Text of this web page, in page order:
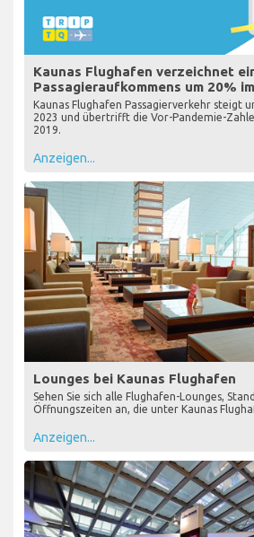
Kaunas Flughafen verzeichnet
Passagieraufkommens um 20%
Kaunas Flughafen Passagierverkehr steigt
2023 und übertrifft die Vor-Pandemie-
2019.
Anzeigen...
Lounges bei Kaunas Flughafen
Sehen Sie sich alle Flughafen-Lounges,
Öffnungszeiten an, die unter Kaunas
Anzeigen...